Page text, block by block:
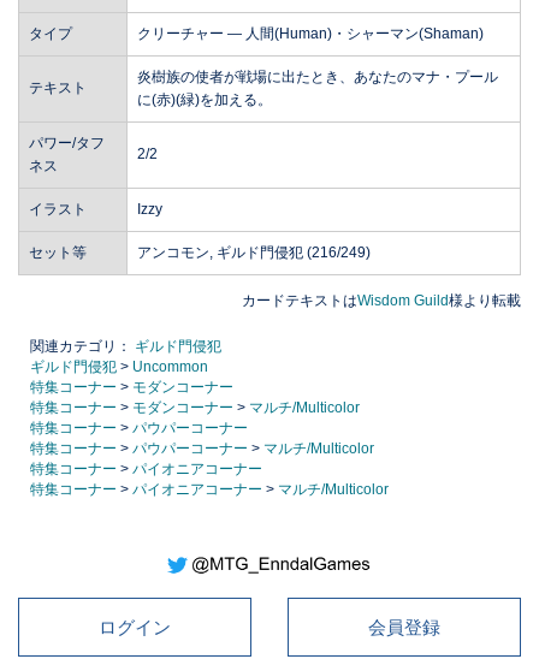
タイプ クリーチャー ― 人間(Human)・シャーマン(Shaman)
テキスト
炎樹族の使者が戦場に出たとき、あなたのマナ・プール
に(赤)(緑)を加える。
パワー/タフ
ネス
2/2
イラスト Izzy
セット等 アンコモン, ギルド門侵犯 (216/249)
カードテキストはWisdom Guild様より転載
関連カテゴリ：
ギルド門侵犯
ギルド門侵犯 > Uncommon
特集コーナー > モダンコーナー
特集コーナー > モダンコーナー > マルチ/Multicolor
特集コーナー > パウパーコーナー
特集コーナー > パウパーコーナー > マルチ/Multicolor
特集コーナー > パイオニアコーナー
特集コーナー > パイオニアコーナー > マルチ/Multicolor
ログイン 会員登録